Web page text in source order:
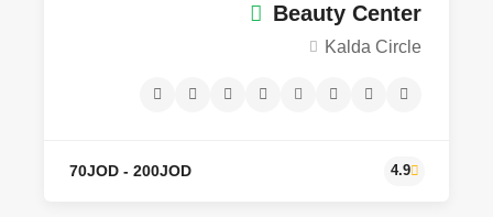
Beauty Center
Kalda Circle